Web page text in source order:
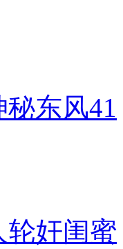
东风41
轮奸闺蜜